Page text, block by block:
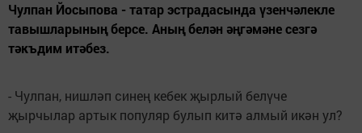
Чулпан Йосыпова - татар эстрадасында үзенчәлекле
тавышларының берсе. Аның белән әңгәмәне сезгә
тәкъдим итәбез.
- Чулпан, нишләп синең кебек җырлый белүче
җырчылар артык популяр булып китә алмый икән ул?